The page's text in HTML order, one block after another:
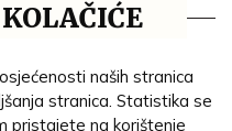
naših stranica
stranica. Statistika se
pristajete na korištenje